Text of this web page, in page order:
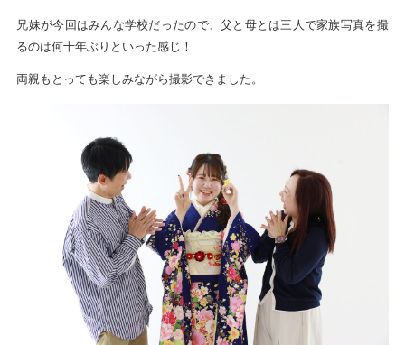
兄妹が今回はみんな学校だったので、父と母とは三人で家族写真を撮
るのは何十年ぶりといった感じ！
両親もとっても楽しみながら撮影できました。